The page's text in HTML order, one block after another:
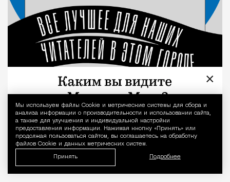
Уведомление
Мы используем файлы Сookie и метрические системы для сбора и
анализа информации о производительности и использовании сайта,
а также для улучшения и индивидуальной настройки
предоставления информации. Нажимая кнопку «Принять» или
продолжая пользоваться сайтом, вы соглашаетесь на обработку
файлов Cookie и данных метрических систем.
Принять Подробнее
×